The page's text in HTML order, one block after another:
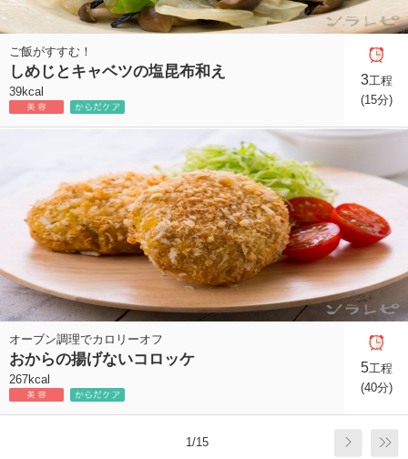
ご飯がすすむ！
しめじとキャベツの塩昆布和え
39kcal
3工程
(15分)
オーブン調理でカロリーオフ
おからの揚げないコロッケ
267kcal
5工程
(40分)
1/15